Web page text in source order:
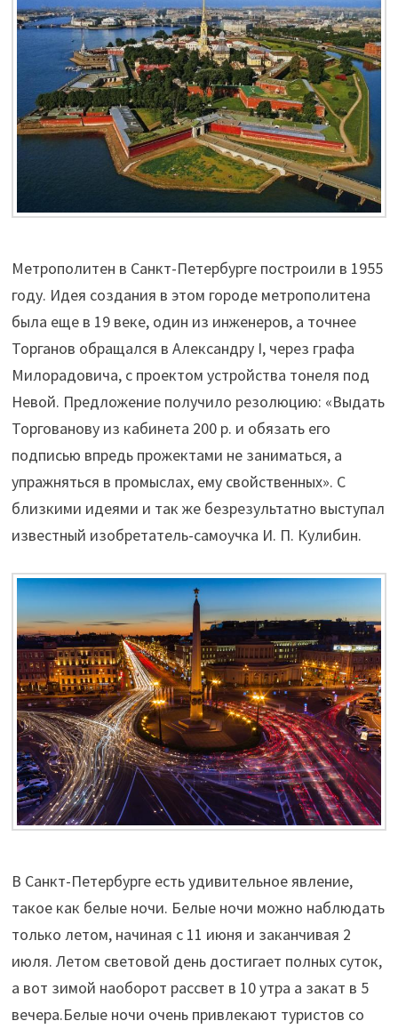
Метрополитен в Санкт-Петербурге построили в 1955
году. Идея создания в этом городе метрополитена
была еще в 19 веке, один из инженеров, а точнее
Торганов обращался в Александру I, через графа
Милорадовича, с проектом устройства тонеля под
Невой. Предложение получило резолюцию: «Выдать
Торгованову из кабинета 200 р. и обязать его
подписью впредь прожектами не заниматься, а
упражняться в промыслах, ему свойственных». С
близкими идеями и так же безрезультатно выступал
известный изобретатель-самоучка И. П. Кулибин.
В Санкт-Петербурге есть удивительное явление,
такое как белые ночи. Белые ночи можно наблюдать
только летом, начиная с 11 июня и заканчивая 2
июля. Летом световой день достигает полных суток,
а вот зимой наоборот рассвет в 10 утра а закат в 5
вечера.Белые ночи очень привлекают туристов со